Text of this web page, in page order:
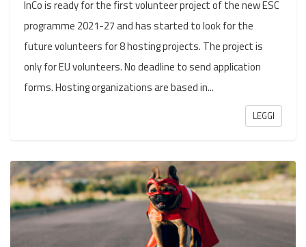
InCo is ready for the first volunteer project of the new ESC
programme 2021-27 and has started to look for the
future volunteers for 8 hosting projects. The project is
only for EU volunteers. No deadline to send application
forms. Hosting organizations are based in...
LEGGI